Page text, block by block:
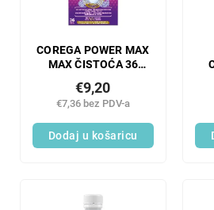
COREGA POWER MAX
MAX ČISTOĆA 36
€7,36 bez PDV-a
€9,20
Dodaj u košaricu